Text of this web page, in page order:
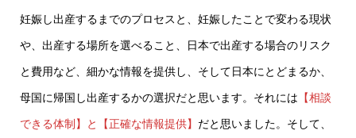
妊娠し出産するまでのプロセスと、妊娠したことで変わる現状
や、出産する場所を選べること、日本で出産する場合のリスク
と費用など、細かな情報を提供し、そして日本にとどまるか、
母国に帰国し出産するかの選択だと思います。それには 【相談
できる体制】と【正確な情報提供】 だと思いました。そして、